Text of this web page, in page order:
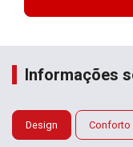
Informações
Design Conforto